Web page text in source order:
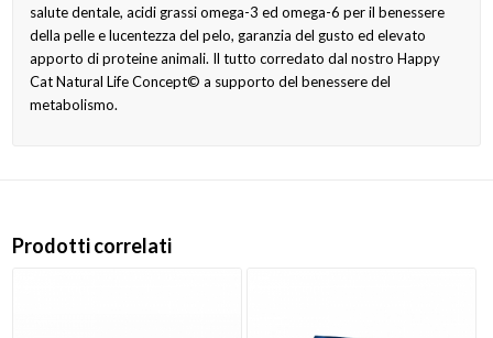
salute dentale, acidi grassi omega-3 ed omega-6 per il benessere
della pelle e lucentezza del pelo, garanzia del gusto ed elevato
apporto di proteine animali. Il tutto corredato dal nostro Happy
Cat Natural Life Concept© a supporto del benessere del
metabolismo.
Prodotti correlati